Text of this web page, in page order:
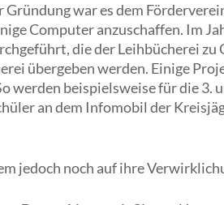
war es dem
Computer anzuschaffen. Im
die der Leihbücherei zu
übergeben werden. Einige
werden beispielsweise für die 3.
an dem Infomobil der
jedoch noch auf ihre